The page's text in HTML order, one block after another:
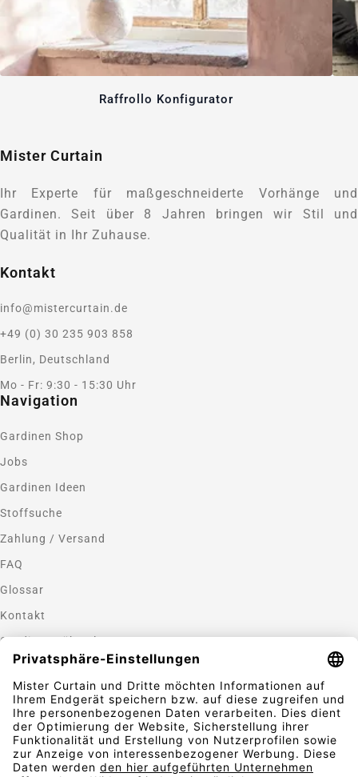
Raffrollo Konfigurator
Mister Curtain
Ihr Experte für maßgeschneiderte Vorhänge und
Gardinen. Seit über 8 Jahren bringen wir Stil und
Qualität in Ihr Zuhause.
Kontakt
info@mistercurtain.de
+49 (0) 30 235 903 858
Berlin, Deutschland
Mo - Fr: 9:30 - 15:30 Uhr
Navigation
Gardinen Shop
Jobs
Gardinen Ideen
Stoffsuche
Zahlung / Versand
FAQ
Glossar
Kontakt
Gardinen nähen lassen
Zahlungsmethoden
Sicherheit